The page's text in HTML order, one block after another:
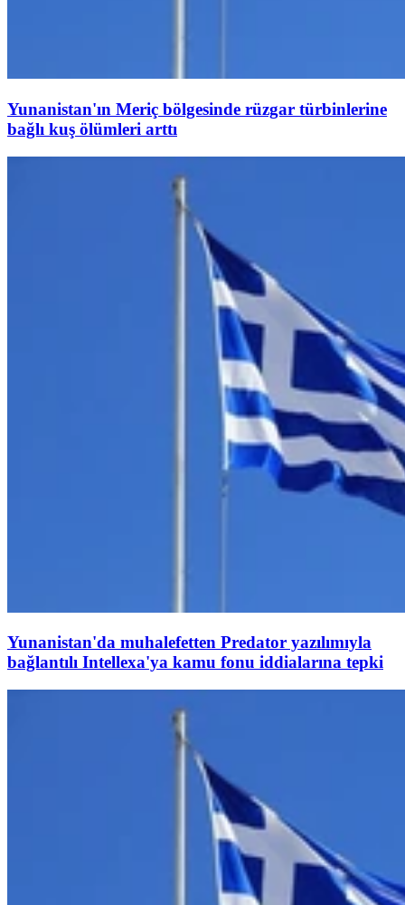
Yunanistan'ın Meriç bölgesinde rüzgar türbinlerine
bağlı kuş ölümleri arttı
Yunanistan'da muhalefetten Predator yazılımıyla
bağlantılı Intellexa'ya kamu fonu iddialarına tepki